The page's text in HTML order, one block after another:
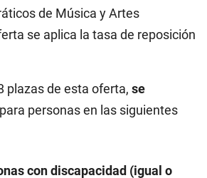
de Música y Artes
se aplica la tasa de reposición
plazas de esta oferta, se
para personas en las siguientes
con discapacidad (igual o